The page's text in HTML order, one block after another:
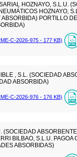
HOZNAYO, S.L.U.
HOZNAYO,
PORTILLO
C-2026-975 - 177 KB)
, S.L. (SOCIEDAD
ABSORBIDA)
C-2026-976 - 176 KB)
(SOCIEDAD
BILBAO, S.L.U. PAGOA
ABSORBIDAS)